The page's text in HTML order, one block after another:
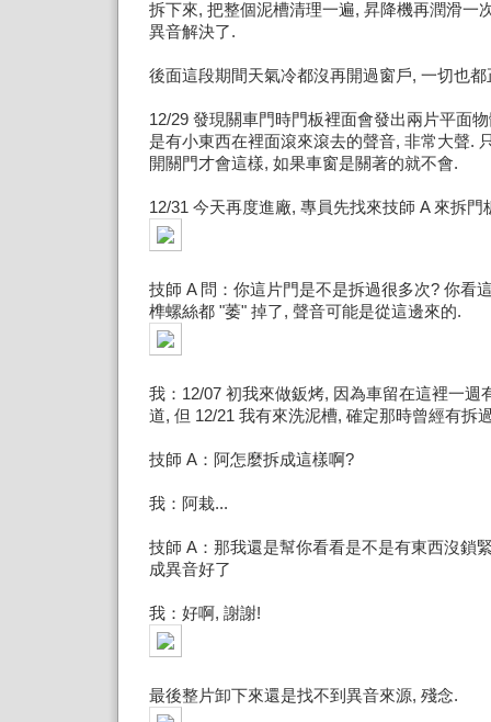
拆下來, 把整個泥槽清理一遍, 昇降機再潤滑一
異音解決了.
後面這段期間天氣冷都沒再開過窗戶, 一切也都
12/29 發現關車門時門板裡面會發出兩片平面
是有小東西在裡面滾來滾去的聲音, 非常大聲.
開關門才會這樣, 如果車窗是關著的就不會.
12/31 今天再度進廠, 專員先找來技師 A 來拆門
技師 A 問：你這片門是不是拆過很多次? 你看
榫螺絲都 "萎" 掉了, 聲音可能是從這邊來的.
我：12/07 初我來做鈑烤, 因為車留在這裡一週
道, 但 12/21 我有來洗泥槽, 確定那時曾經有拆
技師 A：阿怎麼拆成這樣啊?
我：阿栽...
技師 A：那我還是幫你看看是不是有東西沒鎖
成異音好了
我：好啊, 謝謝!
最後整片卸下來還是找不到異音來源, 殘念.